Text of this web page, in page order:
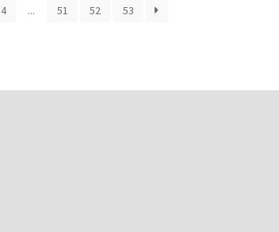
4 ... 51 52 53